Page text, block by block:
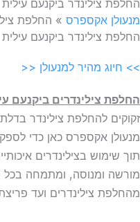
החלפת צילינדר ביקנעם עילית
מנעולן אקספרס » החלפת
החלפת צילינדר ביקנעם עילית
>> חיוג מהיר למנעולן <<
החלפת צילינדרים ביקנעם
זקוקים להחלפת צילינדר
מנעולן אקספרס כאן כדי
תוך שימוש בצילינדרים
מורשה ומנוסה, ומתמחה בכל
מהחלפת צילינדרים ועד